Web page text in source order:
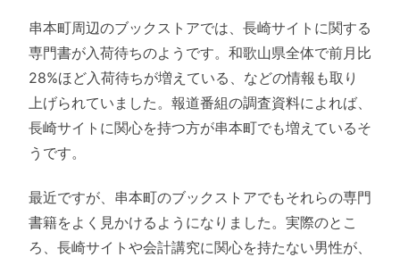
串本町周辺のブックストアでは、長崎サイトに関する
専門書が入荷待ちのようです。和歌山県全体で前月比
28%ほど入荷待ちが増えている、などの情報も取り
上げられていました。報道番組の調査資料によれば、
長崎サイトに関心を持つ方が串本町でも増えているそ
うです。
最近ですが、串本町のブックストアでもそれらの専門
書籍をよく見かけるようになりました。実際のとこ
ろ、長崎サイトや会計講究に関心を持たない男性が、